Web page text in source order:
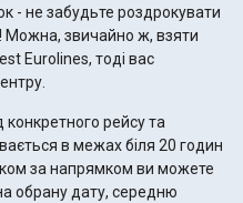
- не забудьте роздрокувати
Можна, звичайно ж, взяти
Eurolines, тоді вас
конкретного рейсу та
в межах біля 20 годин
обрану дату, середню